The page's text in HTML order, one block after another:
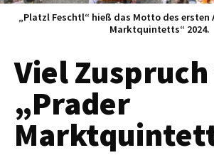
„Platzl Feschtl“ hieß das Motto des ersten
Marktquintetts“ 2024.
Viel
„Prader